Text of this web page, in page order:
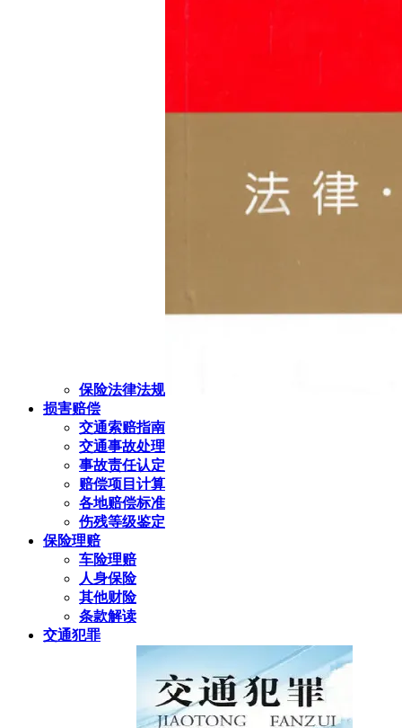
保险法律法规
损害赔偿
交通索赔指南
交通事故处理
事故责任认定
赔偿项目计算
各地赔偿标准
伤残等级鉴定
保险理赔
车险理赔
人身保险
其他财险
条款解读
交通犯罪